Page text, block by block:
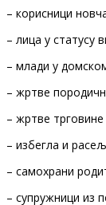
– корисници
– лица у статусу
– млади у
– жртве
– жртве
– избегла и
– самохрани
– супружници из